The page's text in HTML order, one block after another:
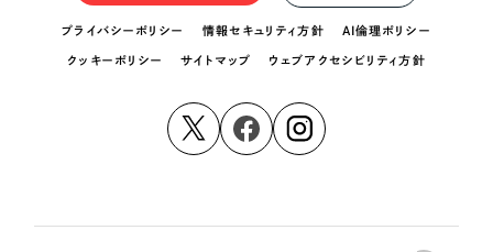
プライバシーポリシー 情報セキュリティ方針 AI倫理ポリシー
クッキーポリシー サイトマップ ウェブアクセシビリティ方針